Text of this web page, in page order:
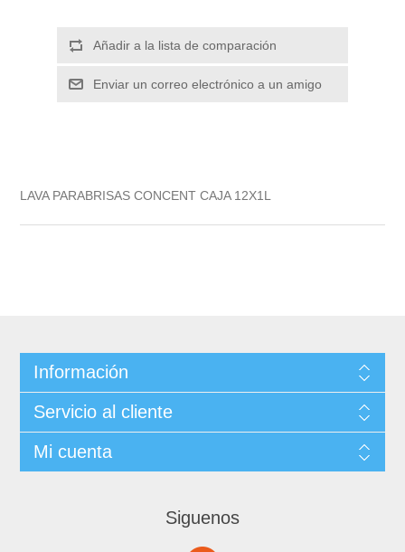
LAVA PARABRISAS CONCENT CAJA 12X1L
Información
Servicio al cliente
Mi cuenta
Siguenos